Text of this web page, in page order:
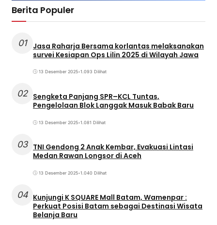
Berita Populer
01
Jasa Raharja Bersama korlantas melaksanakan
survei Kesiapan Ops Lilin 2025 di Wilayah Jawa
13 Desember 2025•1.093 Dilihat
02 Sengketa Panjang SPR–KCL Tuntas,
Pengelolaan Blok Langgak Masuk Babak Baru
13 Desember 2025•1.081 Dilihat
03 TNI Gendong 2 Anak Kembar, Evakuasi Lintasi
Medan Rawan Longsor di Aceh
13 Desember 2025•1.040 Dilihat
04 Kunjungi K SQUARE Mall Batam, Wamenpar :
Perkuat Posisi Batam sebagai Destinasi Wisata
Belanja Baru